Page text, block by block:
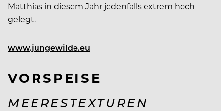
Matthias in diesem Jahr jedenfalls extrem hoch
gelegt.
www.jungewilde.eu
VORSPEISE
MEERESTEXTUREN